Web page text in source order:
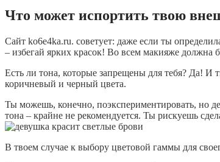
Что может испортить твою
Сайт ko6e4ka.ru. советует: даже если ты
– избегай ярких красок! Во всем макияже должна
Есть ли тона, которые запрещены для тебя? Да! И
коричневый и черный цвета.
Ты можешь, конечно, поэкспериментировать, но
тона – крайне не рекомендуется. Ты рискуешь
В твоем случае к выбору цветовой гаммы для